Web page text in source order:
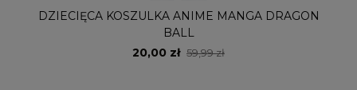
DZIECIĘCA KOSZULKA ANIME MANGA DRAGON
BALL
20,00 zł 59,99 zł